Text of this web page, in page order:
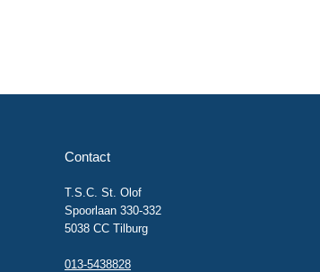
Contact
T.S.C. St. Olof
Spoorlaan 330-332
5038 CC Tilburg
013-5438828